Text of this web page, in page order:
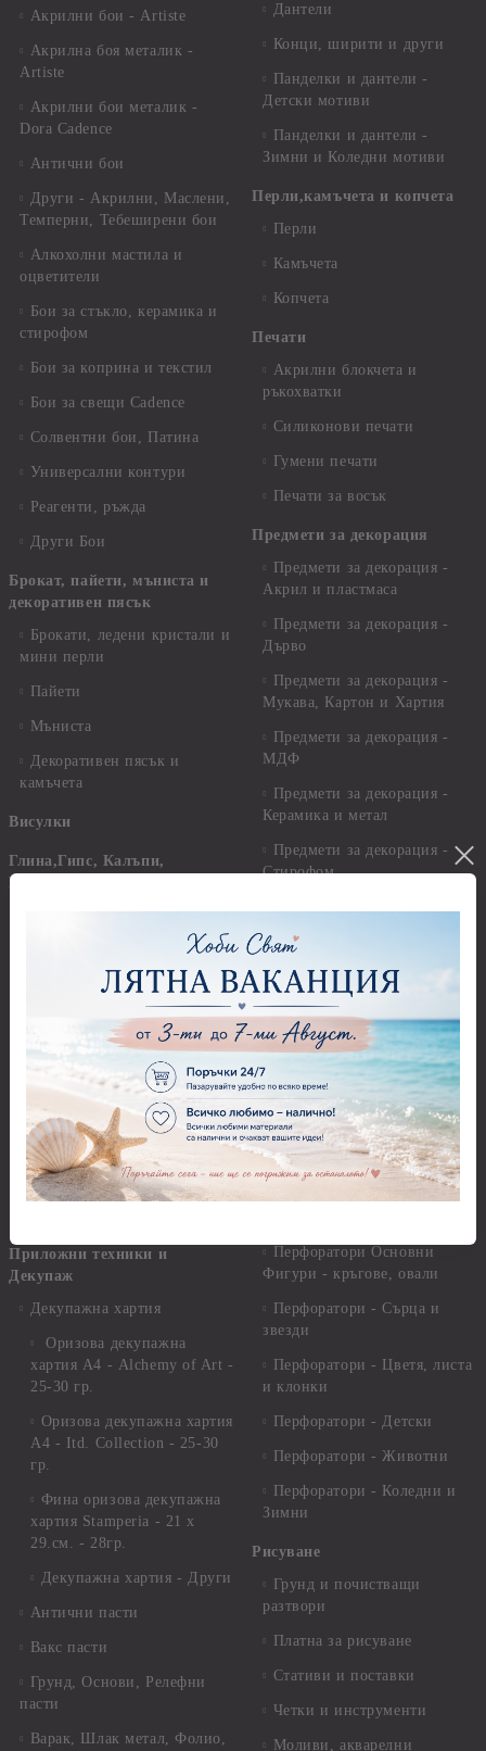
Акрилни бои - Artiste
Акрилна боя металик -
Artiste
Акрилни бои металик -
Dora Cadence
Антични бои
Други - Акрилни, Маслени,
Темперни, Тебеширени бои
Алкохолни мастила и
оцветители
Бои за стъкло, керамика и
стирофом
Бои за коприна и текстил
Бои за свещи Cadence
Солвентни бои, Патина
Универсални контури
Реагенти, ръжда
Други Бои
Брокат, пайети, мъниста и
декоративен пясък
Брокати, ледени кристали и
мини перли
Пайети
Мъниста
Декоративен пясък и
камъчета
Висулки
Глина,Гипс, Калъпи,
Елементи, Инструменти
Керамична смес за отливки
Елементи от полимерна
глина и полирезин
Пластични елементи
Инструменти за моделиране
Молдове и шаблони
Глина
Самосъхнеща глина
Приложни техники и
Декупаж
Декупажна хартия
Оризова декупажна
хартия А4 - Alchemy of Art -
25-30 гр.
Оризова декупажна хартия
А4 - Itd. Collection - 25-30
гр.
Фина оризова декупажна
хартия Stamperia - 21 х
29.см. - 28гр.
Декупажна хартия - Други
Антични пасти
Вакс пасти
Грунд, Основи, Релефни
пасти
Варак, Шлак метал, Фолио,
Дантели
Конци, ширити и други
Панделки и дантели -
Детски мотиви
Панделки и дантели -
Зимни и Коледни мотиви
Перли,камъчета и копчета
Перли
Камъчета
Копчета
Печати
Акрилни блокчета и
ръкохватки
Силиконови печати
Гумени печати
Печати за восък
Предмети за декорация
Предмети за декорация -
Акрил и пластмаса
Предмети за декорация -
Дърво
Предмети за декорация -
Мукава, Картон и Хартия
Предмети за декорация -
МДФ
Предмети за декорация -
Керамика и метал
Предмети за декорация -
Стирофом
Плат, органза, зебло,
целофан
Пънчове Перфоратори
Перфоратори до 2,50 см
Перфоратори 2,50 см
Перфоратори над 2,50 см
Бордюрни пънчове
Перфоратори Основни
Фигури - кръгове, овали
Перфоратори - Сърца и
звезди
Перфоратори - Цветя, листа
и клонки
Перфоратори - Детски
Перфоратори - Животни
Перфоратори - Коледни и
Зимни
Рисуване
Грунд и почистващи
разтвори
Платна за рисуване
Стативи и поставки
Четки и инструменти
Моливи, акварелни